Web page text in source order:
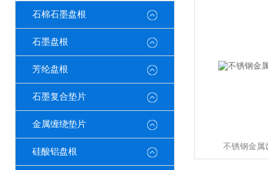
石棉石墨盘根
石墨盘根
芳纶盘根
石墨复合垫片
金属缠绕垫片
硅酸铝盘根
不锈钢金属